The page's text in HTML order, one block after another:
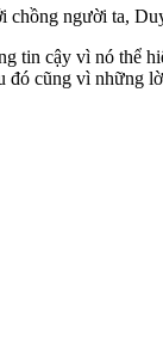
người ta,
tin cậy vì nó
cũng vì những